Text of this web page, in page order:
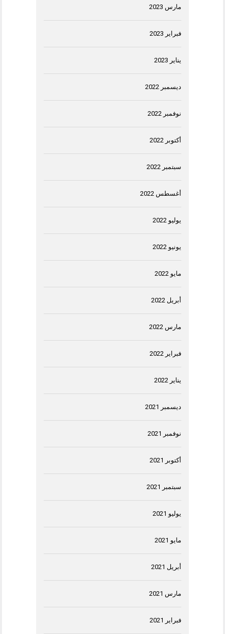
مارس 2023
فبراير 2023
يناير 2023
ديسمبر 2022
نوفمبر 2022
أكتوبر 2022
سبتمبر 2022
أغسطس 2022
يوليو 2022
يونيو 2022
مايو 2022
أبريل 2022
مارس 2022
فبراير 2022
يناير 2022
ديسمبر 2021
نوفمبر 2021
أكتوبر 2021
سبتمبر 2021
يوليو 2021
مايو 2021
أبريل 2021
مارس 2021
فبراير 2021